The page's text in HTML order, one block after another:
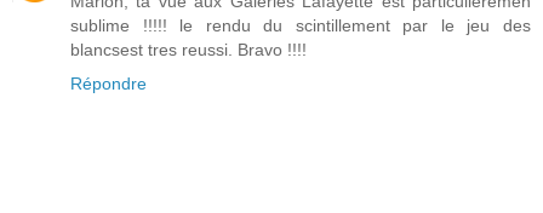
sublime !!!!! le rendu du scintillement par le jeu des
blancsest tres reussi. Bravo !!!!
Répondre